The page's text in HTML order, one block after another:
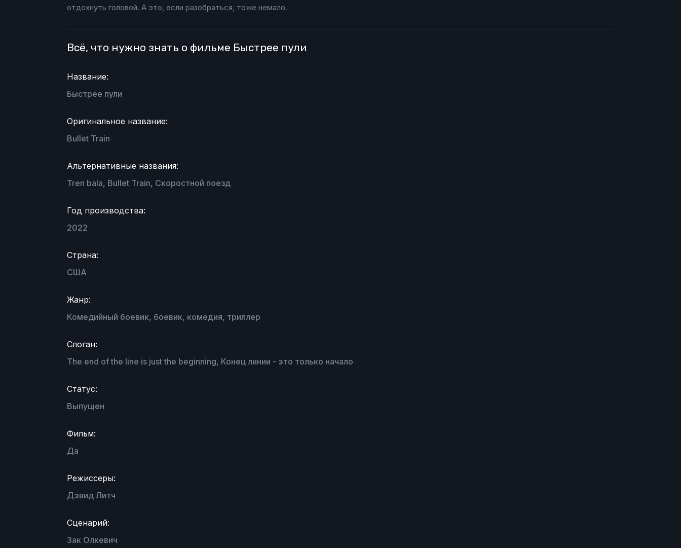
отдохнуть головой. А это, если разобраться, тоже немало.
Всё, что нужно знать о фильме Быстрее пули
Название:
Быстрее пули
Оригинальное название:
Bullet Train
Альтернативные названия:
Tren bala, Bullet Train, Скоростной поезд
Год производства:
2022
Страна:
США
Жанр:
Комедийный боевик, боевик, комедия, триллер
Слоган:
The end of the line is just the beginning, Конец линии - это только начало
Статус:
Выпущен
Фильм:
Да
Режиссеры:
Дэвид Литч
Сценарий:
Зак Олкевич